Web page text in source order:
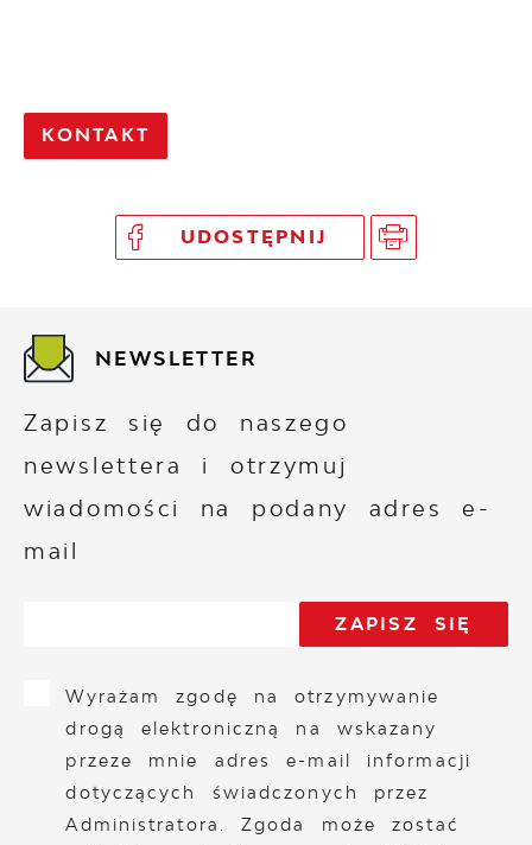
KONTAKT
UDOSTĘPNIJ
NEWSLETTER
Zapisz się do naszego
newslettera i otrzymuj
wiadomości na podany adres e-
mail
Wyrażam zgodę na otrzymywanie
drogą elektroniczną na wskazany
przeze mnie adres e-mail informacji
dotyczących świadczonych przez
Administratora. Zgoda może zostać